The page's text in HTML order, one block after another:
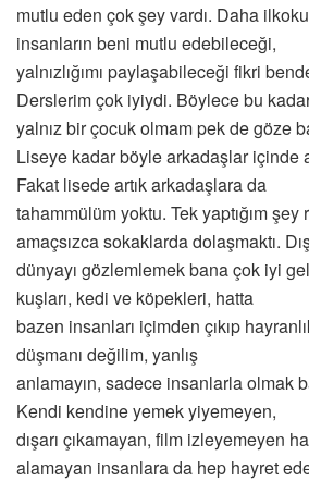
mutlu eden çok şey vardı. Daha
insanların beni mutlu edebileceği,
yalnızlığımı paylaşabileceği fikri
Derslerim çok iyiydi. Böylece bu
yalnız bir çocuk olmam pek de göze
Liseye kadar böyle arkadaşlar içinde
Fakat lisede artık arkadaşlara da
tahammülüm yoktu. Tek yaptığım
amaçsızca sokaklarda dolaşmaktı.
dünyayı gözlemlemek bana çok iyi
kuşları, kedi ve köpekleri, hatta
bazen insanları içimden çıkıp
düşmanı değilim, yanlış
anlamayın, sadece insanlarla olmak
Kendi kendine yemek yiyemeyen,
dışarı çıkamayan, film izleyemeyen
alamayan insanlara da hep hayret